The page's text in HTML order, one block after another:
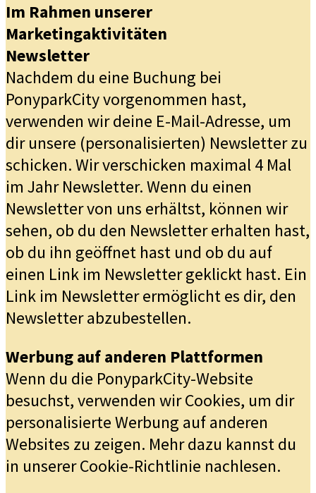
Im Rahmen unserer
Marketingaktivitäten
Newsletter
Nachdem du eine Buchung bei
PonyparkCity vorgenommen hast,
verwenden wir deine E-Mail-Adresse, um
dir unsere (personalisierten) Newsletter zu
schicken. Wir verschicken maximal 4 Mal
im Jahr Newsletter. Wenn du einen
Newsletter von uns erhältst, können wir
sehen, ob du den Newsletter erhalten hast,
ob du ihn geöffnet hast und ob du auf
einen Link im Newsletter geklickt hast. Ein
Link im Newsletter ermöglicht es dir, den
Newsletter abzubestellen.
Werbung auf anderen Plattformen
Wenn du die PonyparkCity-Website
besuchst, verwenden wir Cookies, um dir
personalisierte Werbung auf anderen
Websites zu zeigen. Mehr dazu kannst du
in unserer Cookie-Richtlinie nachlesen.